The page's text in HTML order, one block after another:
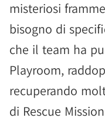
misteriosi
bisogno di
che il team ha
Playroom,
recuperando
di Rescue